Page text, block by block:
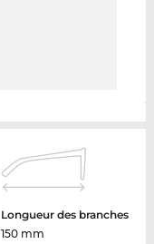
Longueur des branches
150 mm